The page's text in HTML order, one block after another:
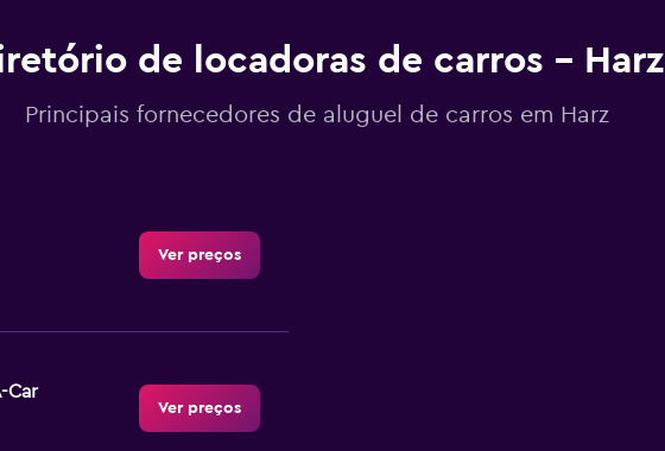
de locadoras de carros – Harz
Principais fornecedores de aluguel de carros em Harz
Ver preços
Car
Ver preços